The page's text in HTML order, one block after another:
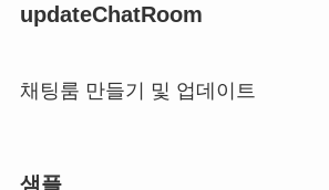
updateChatRoom
채팅룸 만들기 및 업데이트
샘플